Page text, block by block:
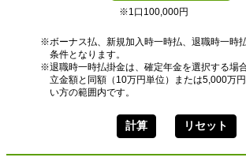
※1口100,000円
※ボーナス払、新規加入時一時払、退職時一時
条件となります。
※退職時一時払掛金は、確定年金を選択する場
立金額と同額（10万円単位）または5,000万
い方の範囲内です。